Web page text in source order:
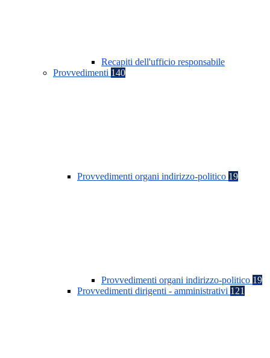
Recapiti dell'ufficio responsabile
Provvedimenti 140
Provvedimenti organi indirizzo-politico 19
Provvedimenti organi indirizzo-politico 19
Provvedimenti dirigenti - amministrativi 121